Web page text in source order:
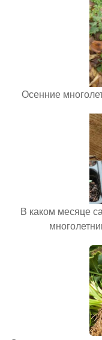
Осенние
В каком месяце